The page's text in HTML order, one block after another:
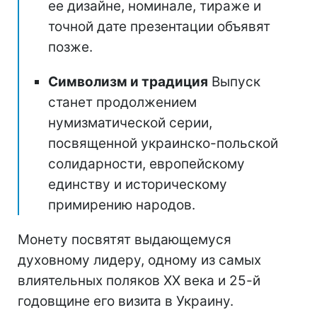
ее дизайне, номинале, тираже и
точной дате презентации объявят
позже.
Символизм и традиция Выпуск
станет продолжением
нумизматической серии,
посвященной украинско-польской
солидарности, европейскому
единству и историческому
примирению народов.
Монету посвятят выдающемуся
духовному лидеру, одному из самых
влиятельных поляков ХХ века и 25-й
годовщине его визита в Украину.